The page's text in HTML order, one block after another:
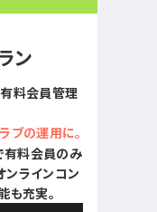
ン
料会員管理
ブの運用に。
有料会員のみ
ンラインコン
も充実。